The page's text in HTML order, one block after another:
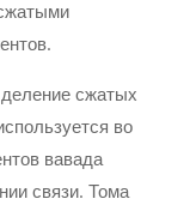
сжатых
во
вавада
связи. Тома